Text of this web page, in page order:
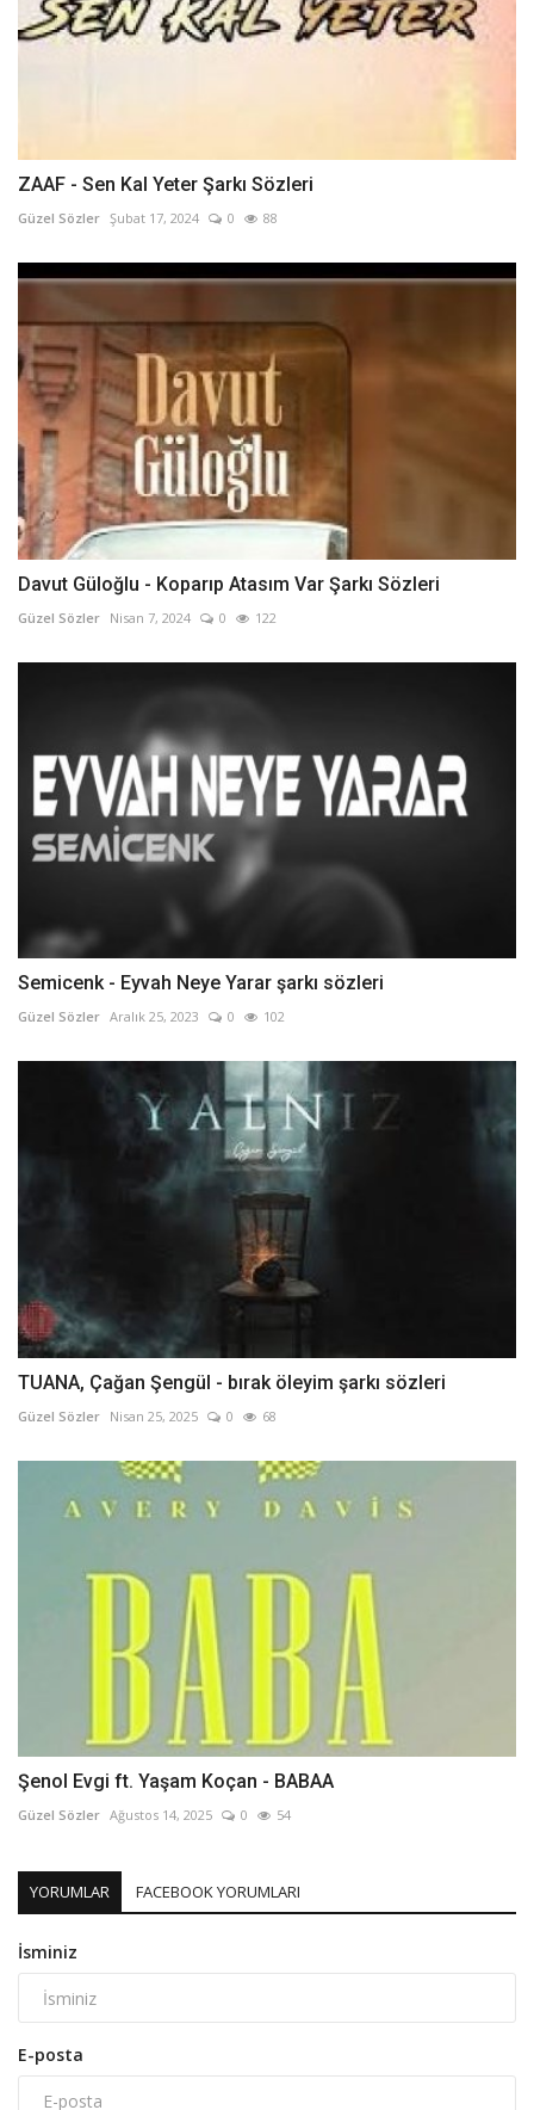
ZAAF - Sen Kal Yeter Şarkı Sözleri
Güzel Sözler Şubat 17, 2024 0 88
Davut Güloğlu - Koparıp Atasım Var Şarkı Sözleri
Güzel Sözler Nisan 7, 2024 0 122
Semicenk - Eyvah Neye Yarar şarkı sözleri
Güzel Sözler Aralık 25, 2023 0 102
TUANA, Çağan Şengül - bırak öleyim şarkı sözleri
Güzel Sözler Nisan 25, 2025 0 68
Şenol Evgi ft. Yaşam Koçan - BABAA
Güzel Sözler Ağustos 14, 2025 0 54
YORUMLAR FACEBOOK YORUMLARI
İsminiz
E-posta